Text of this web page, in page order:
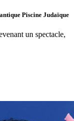
Piscine Judaïque
un spectacle,